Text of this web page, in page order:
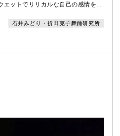
エットでリリカルな自己の感情を主
石井みどり・折田克子舞踊研究所